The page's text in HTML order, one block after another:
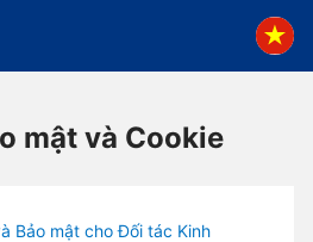
mật và Cookie
Bảo mật cho Đối tác Kinh